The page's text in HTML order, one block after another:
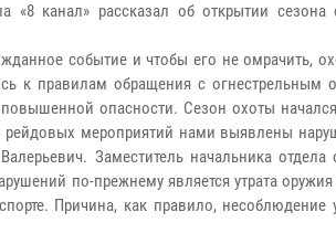
«8 канал» рассказал об открытии
событие и чтобы его не омрачить,
к правилам обращения с огнестрельным
опасности. Сезон охоты
рейдовых мероприятий нами выявлены
Заместитель начальника отдела
по-прежнему является утрата
Причина, как правило, несоблюдение